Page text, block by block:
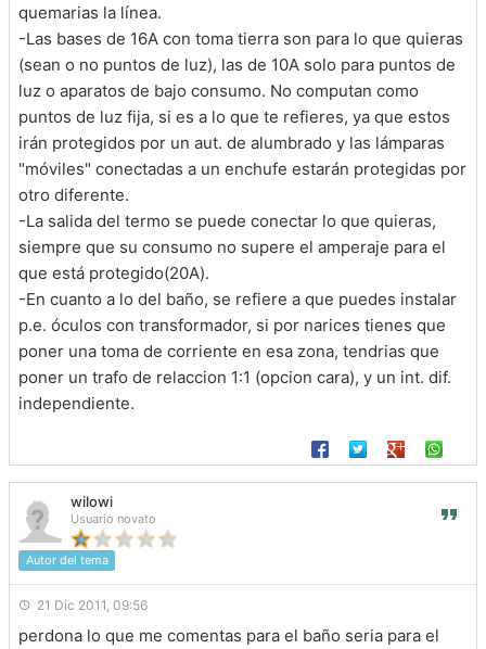
quemarias la línea.
-Las bases de 16A con toma tierra son para lo que quieras
(sean o no puntos de luz), las de 10A solo para puntos de
luz o aparatos de bajo consumo. No computan como
puntos de luz fija, si es a lo que te refieres, ya que estos
irán protegidos por un aut. de alumbrado y las lámparas
"móviles" conectadas a un enchufe estarán protegidas por
otro diferente.
-La salida del termo se puede conectar lo que quieras,
siempre que su consumo no supere el amperaje para el
que está protegido(20A).
-En cuanto a lo del baño, se refiere a que puedes instalar
p.e. óculos con transformador, si por narices tienes que
poner una toma de corriente en esa zona, tendrias que
poner un trafo de relaccion 1:1 (opcion cara), y un int. dif.
independiente.
wilowi
Usuario novato
Autor del tema
21 Dic 2011, 09:56
perdona lo que me comentas para el baño seria para el